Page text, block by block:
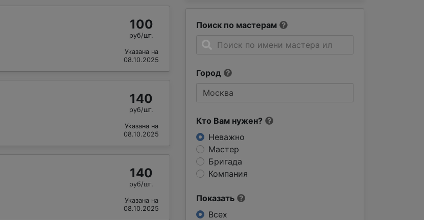
Поиск по мастерам
Город
Кто Вам нужен?
Неважно
Мастер
Бригада
Компания
Показать
Всех
100
руб/шт.
Указана на
08.10.2025
140
руб/шт.
Указана на
08.10.2025
140
руб/шт.
Указана на
08.10.2025